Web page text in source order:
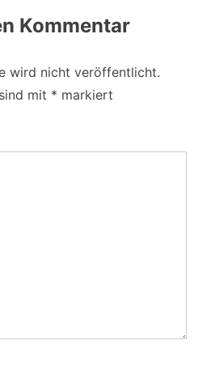
Kommentar
wird nicht veröffentlicht.
mit * markiert